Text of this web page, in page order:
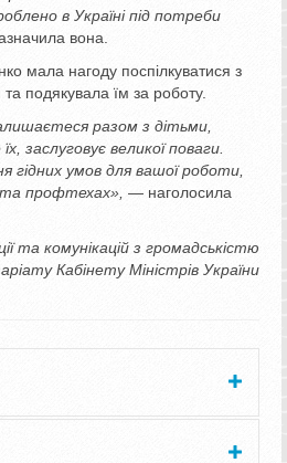
в Україні під потреби
вона.
мала нагоду поспілкуватися з
подякувала їм за роботу.
разом з дітьми,
заслуговує великої поваги.
гідних умов для вашої роботи,
профтехах», — наголосила
та комунікацій з громадськістю
Кабінету Міністрів України